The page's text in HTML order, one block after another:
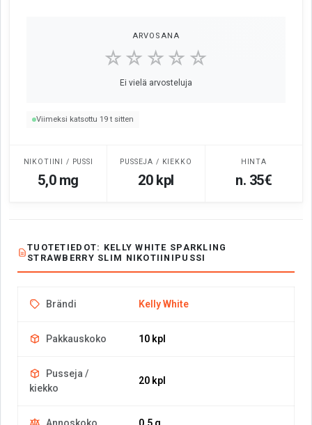
ARVOSANA
☆☆☆☆☆
Ei vielä arvosteluja
Viimeksi katsottu 19 t sitten
NIKOTIINI / PUSSI
5,0 mg
PUSSEJA / KIEKKO
20 kpl
HINTA
n. 35€
TUOTETIEDOT: KELLY WHITE SPARKLING
STRAWBERRY SLIM NIKOTIINIPUSSI
Brändi Kelly White
Pakkauskoko 10 kpl
Pusseja /
kiekko
20 kpl